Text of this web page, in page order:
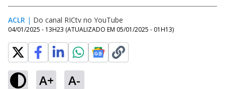
ACLR | Do canal RICtv no YouTube
04/01/2025 - 13H23 (ATUALIZADO EM 05/01/2025 - 01H13)
A+ A-